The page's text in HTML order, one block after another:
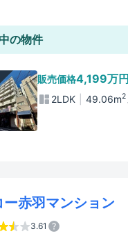
の物件
販売価格4,199万円
2LDK 49.06m2
ー赤羽マンション
3.61